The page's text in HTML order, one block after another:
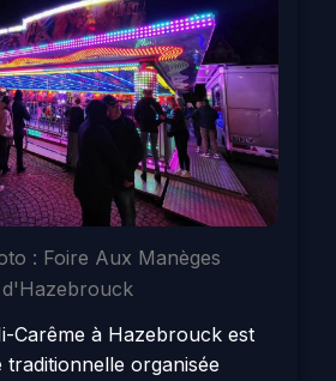
: Foire Aux Manèges
d'Hazebrouck
Carême à Hazebrouck est
organisée